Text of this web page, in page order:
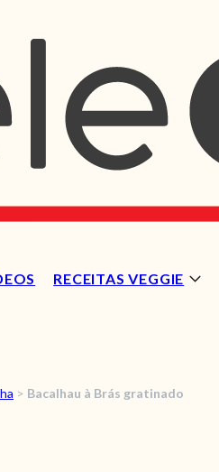
RECEITAS VEGGIE
> Bacalhau à Brás gratinado